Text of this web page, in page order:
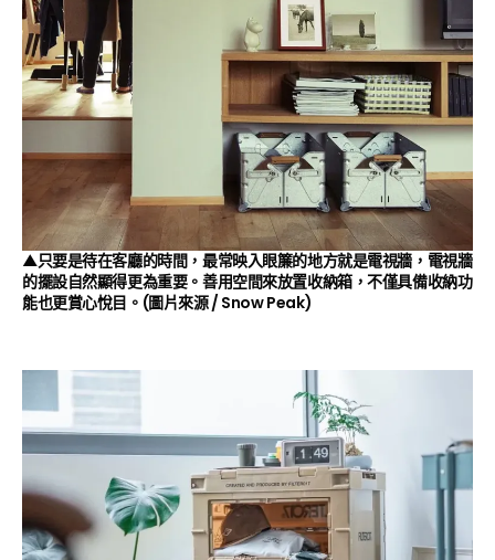
▲只要是待在客廳的時間，最常映入眼簾的地方就是電視牆，電視牆
的擺設自然顯得更為重要。善用空間來放置收納箱，不僅具備收納功
能也更賞心悅目。(圖片來源 /Snow Peak)